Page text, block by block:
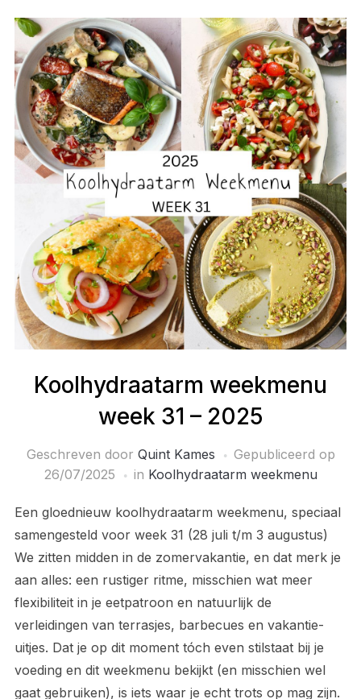
Koolhydraatarm weekmenu
week 31 – 2025
Geschreven door Quint Kames
Gepubliceerd op
26/07/2025
in Koolhydraatarm weekmenu
Een gloednieuw koolhydraatarm weekmenu, speciaal
samengesteld voor week 31 (28 juli t/m 3 augustus)
We zitten midden in de zomervakantie, en dat merk je
aan alles: een rustiger ritme, misschien wat meer
flexibiliteit in je eetpatroon en natuurlijk de
verleidingen van terrasjes, barbecues en vakantie-
uitjes. Dat je op dit moment tóch even stilstaat bij je
voeding en dit weekmenu bekijkt (en misschien wel
gaat gebruiken), is iets waar je echt trots op mag zijn.